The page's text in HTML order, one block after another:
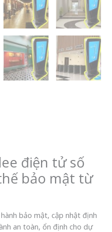
điện tử số
bảo mật từ
bảo mật, cập nhật định
an toàn, ổn định cho dự